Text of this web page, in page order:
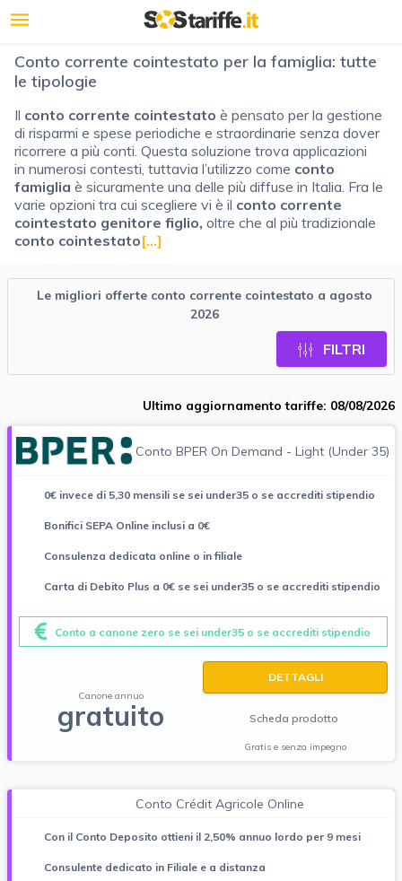
Conto corrente cointestato per la famiglia: tutte
le tipologie
Il conto corrente cointestato è pensato per la gestione
di risparmi e spese periodiche e straordinarie senza dover
ricorrere a più conti. Questa soluzione trova applicazioni
in numerosi contesti, tuttavia l’utilizzo come conto
famiglia è sicuramente una delle più diffuse in Italia. Fra le
varie opzioni tra cui scegliere vi è il conto corrente
cointestato genitore figlio, oltre che al più tradizionale
conto cointestato[...]
Le migliori offerte conto corrente cointestato a agosto
2026
FILTRI
Ultimo aggiornamento tariffe: 08/08/2026
Conto BPER On Demand - Light (Under 35)
0€ invece di 5,30 mensili se sei under35 o se accrediti stipendio
Bonifici SEPA Online inclusi a 0€
Consulenza dedicata online o in filiale
Carta di Debito Plus a 0€ se sei under35 o se accrediti stipendio
Conto a canone zero se sei under35 o se accrediti stipendio
Canone annuo
gratuito
DETTAGLI
Scheda prodotto
Gratis e senza impegno
Conto Crédit Agricole Online
Con il Conto Deposito ottieni il 2,50% annuo lordo per 9 mesi
Consulente dedicato in Filiale e a distanza